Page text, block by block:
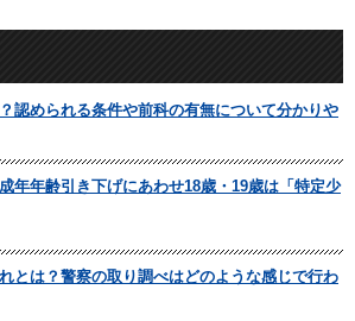
認められる条件や前科の有無について分かりや
年年齢引き下げにあわせ18歳・19歳は「特定少
とは？警察の取り調べはどのような感じで行わ